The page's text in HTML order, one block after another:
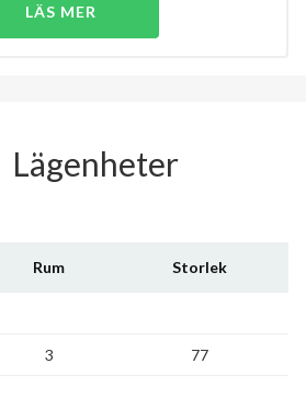
LÄS MER
Lägenheter
Rum Storlek
3 77